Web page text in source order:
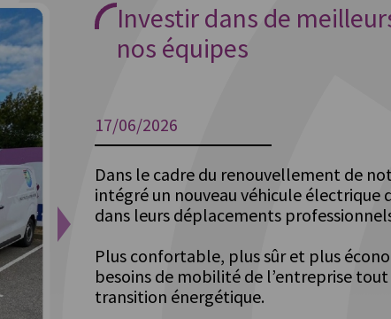
Investir dans de
nos équipes
17/06/2026
Dans le cadre du renouvellement de
intégré un nouveau véhicule
dans leurs déplacements
Plus confortable, plus sûr et plus
besoins de mobilité de l’entreprise
transition énergétique.